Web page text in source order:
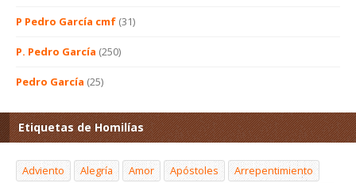
P Pedro García cmf (31)
P. Pedro García (250)
Pedro García (25)
Etiquetas de Homilías
Adviento Alegría Amor Apóstoles
Arrepentimiento